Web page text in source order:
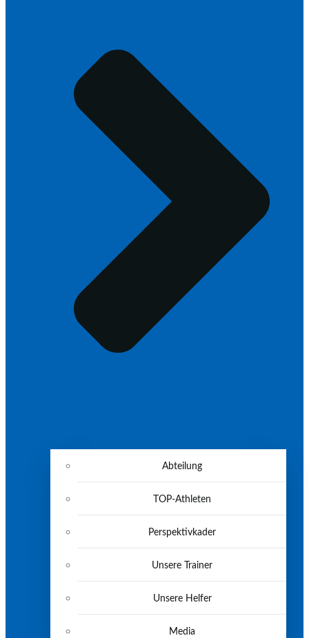
Abteilung
TOP-Athleten
Perspektivkader
Unsere Trainer
Unsere Helfer
Media